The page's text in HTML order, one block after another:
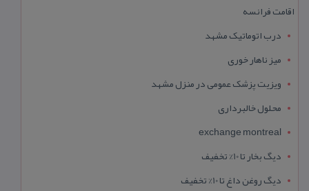
اقامت فرانسه
درب اتوماتیک مشهد
میز ناهار خوری
ویزیت پزشک عمومی در منزل مشهد
محلول خالبرداری
exchange montreal
دیگ بخار تا 10% تخفیف
دیگ روغن داغ تا 10% تخفیف